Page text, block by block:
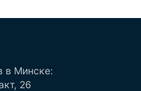
в Минске:
26